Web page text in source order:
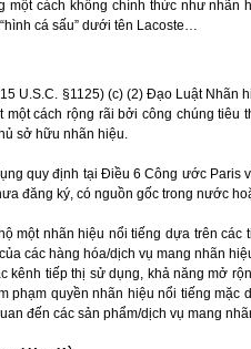
một cách không chính thức như nhãn
cá sấu” dưới tên Lacoste…
U.S.C. §1125) (c) (2) Đạo Luật Nhãn
một cách rộng rãi bởi công chúng
sở hữu nhãn hiệu.
quy định tại Điều 6 Công ước Paris
đăng ký, có nguồn gốc trong nước
một nhãn hiệu nổi tiếng dựa trên
các hàng hóa/dịch vụ mang nhãn
kênh tiếp thị sử dụng, khả năng mở
phạm quyền nhãn hiệu nổi tiếng
đến các sản phẩm/dịch vụ mang